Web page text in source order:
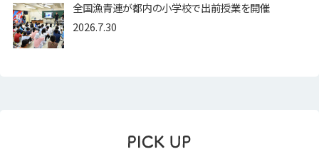
全国漁青連が都内の小学校で出前授業を開催
2026.7.30